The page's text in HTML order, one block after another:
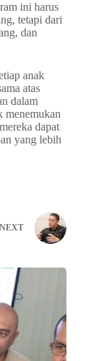
ini harus
tetapi dari
dan
anak
atas
dalam
menemukan
dapat
yang lebih
NEXT